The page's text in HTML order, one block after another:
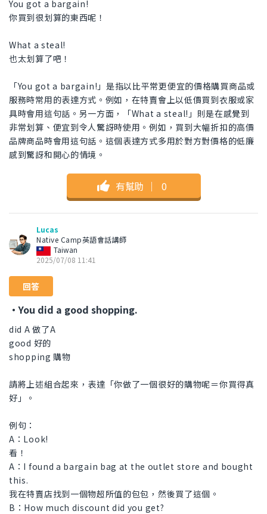
You got a bargain!
你買到很划算的東西呢！
What a steal!
也太划算了吧！
「You got a bargain!」是指以比平常更便宜的價格購買商品或
服務時常用的表達方式。例如，在特賣會上以低價買到衣服或家
具時會用這句話。另一方面，「What a steal!」則是在感覺到
非常划算、便宜到令人驚訝時使用。例如，買到大幅折扣的高價
品牌商品時會用這句話。這個表達方式多用於對方對價格的低廉
感到驚訝和開心的情境。
有幫助 ｜ 0
Lucas
Native Camp英語會話講師
Taiwan
2025/07/08 11:41
回答
・You did a good shopping.
did A 做了A
good 好的
shopping 購物
請將上述組合起來，表達「你做了一個很好的購物呢＝你買得真
好」。
例句：
A：Look!
看！
A：I found a bargain bag at the outlet store and bought
this.
我在特賣店找到一個物超所值的包包，然後買了這個。
B：How much discount did you get?